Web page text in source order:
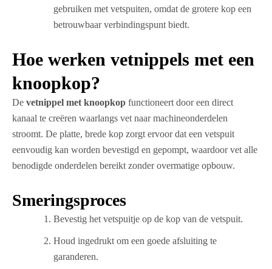
gebruiken met vetspuiten, omdat de grotere kop een
betrouwbaar verbindingspunt biedt.
Hoe werken vetnippels met een
knoopkop?
De vetnippel met knoopkop functioneert door een direct
kanaal te creëren waarlangs vet naar machineonderdelen
stroomt. De platte, brede kop zorgt ervoor dat een vetspuit
eenvoudig kan worden bevestigd en gepompt, waardoor vet alle
benodigde onderdelen bereikt zonder overmatige opbouw.
Smeringsproces
Bevestig het vetspuitje op de kop van de vetspuit.
Houd ingedrukt om een goede afsluiting te
garanderen.